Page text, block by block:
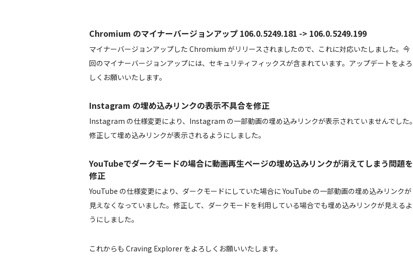
Chromium のマイナーバージョンアップ 106.0.5249.181 -> 106.0.5249.199
マイナーバージョンアップした Chromium がリリースされましたので、これに対応いたしました。今
回のマイナーバージョンアップには、セキュリティフィックスが含まれています。アップデートをよろ
しくお願いいたします。
Instagram の埋め込みリンクの表示不具合を修正
Instagram の仕様変更により、Instagram の一部動画の埋め込みリンクが表示されていませんでした。
修正して埋め込みリンクが表示されるようにしました。
YouTubeでダークモードの場合に動画再生ページの埋め込みリンクが消えてしまう問題を
修正
YouTube の仕様変更により、ダークモードにしていた場合に YouTube の一部動画の埋め込みリンクが
見えなくなっていました。修正して、ダークモードを利用している場合でも埋め込みリンクが見えるよ
うにしました。
これからも Craving Explorer をよろしくお願いいたします。